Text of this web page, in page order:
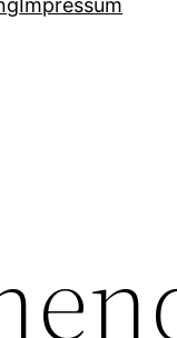
Impressum